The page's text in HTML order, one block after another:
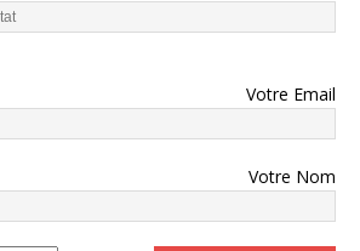
Votre Email
Votre Nom